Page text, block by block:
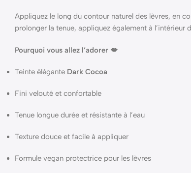
Appliquez le long du contour naturel des lèvres, en
prolonger la tenue, appliquez également à l’intérieur
Pourquoi vous allez l’adorer 💋
Teinte élégante Dark Cocoa
Fini velouté et confortable
Tenue longue durée et résistante à l’eau
Texture douce et facile à appliquer
Formule vegan protectrice pour les lèvres